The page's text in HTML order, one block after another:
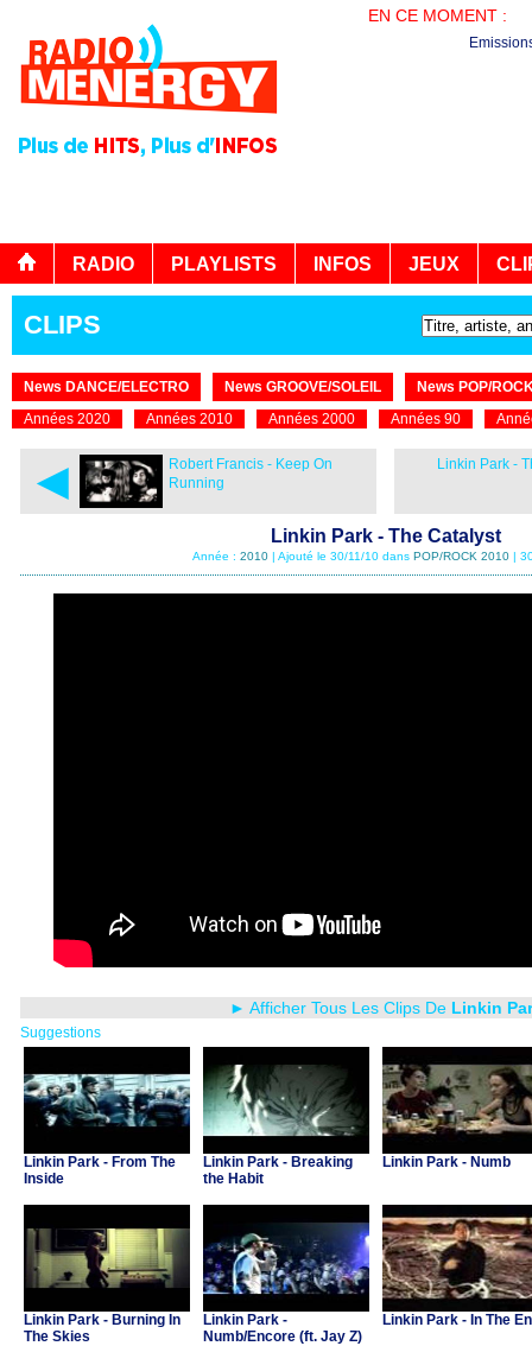
EN CE MOMENT :
RADIO PLAYLISTS INFOS JEUX
CLIPS
News DANCE/ELECTRO News GROOVE/SOLEIL
News POP/
Années 2020
Années 2010 Années 2000 Années 90
◄
Robert Francis - Keep On
Running
Linkin Park -
Linkin Park - The Catalyst
Année : 2010 | Ajouté le 30/11/10 dans POP/ROCK 2010 |
► Afficher Tous Les Clips De Linkin
Suggestions
Linkin Park - From The
Inside
Linkin Park - Breaking
the Habit
Linkin Park - Numb
Linkin Park - Burning In
The Skies
Linkin Park -
Numb/Encore (ft. Jay Z)
Linkin Park - In The